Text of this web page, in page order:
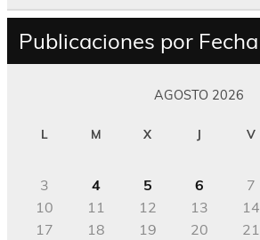
Publicaciones por Fecha
AGOSTO 2026
L M X J V
3
4 5 6 7
10
11 12 13 14
17
18 19 20 21